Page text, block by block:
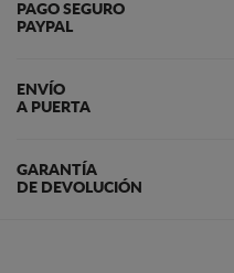
PAGO SEGURO
PAYPAL
ENVÍO
A PUERTA
GARANTÍA
DE DEVOLUCIÓN